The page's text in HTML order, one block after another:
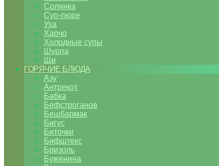
Солянка
Суп-пюре
Уха
Харчо
Холодные супы
Шурпа
Щи
ГОРЯЧИЕ БЛЮДА
Азу
Антрекот
Бабка
Бефстроганов
Бешбармак
Бигус
Биточки
Бифштекс
Бризоль
Буженина